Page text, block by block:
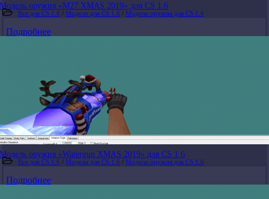
Модель оружия «M27 XMAS 2019» для CS 1.6
Все для CS 1.6 / Модели для CS 1.6 / Модели оружия для CS 1.6
Подробнее
Модель оружия «Watergun XMAS 2019» для CS 1.6
Все для CS 1.6 / Модели для CS 1.6 / Модели оружия для CS 1.6
Подробнее